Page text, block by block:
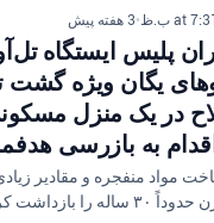
•3 هفته پیش
پلیس ایستگاه
یگان ویژه گشت
در یک منزل
به بازرسی
مواد منفجره و مقادیر
کرد.